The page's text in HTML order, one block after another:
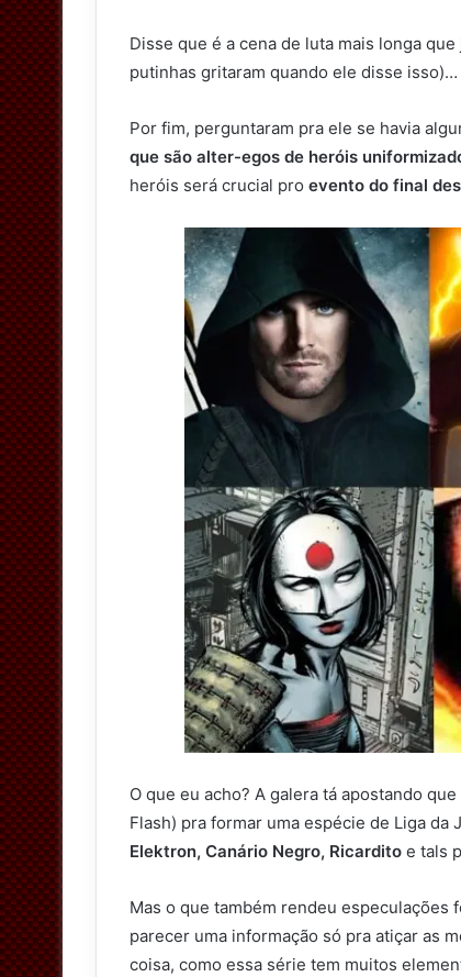
Disse que é a cena de luta mais longa
putinhas gritaram quando ele disse isso)…
Por fim, perguntaram pra ele se havia
que são alter-egos de heróis
heróis será crucial pro evento do final
O que eu acho? A galera tá apostando
Flash) pra formar uma espécie de Liga da
Elektron, Canário Negro, Ricardito e tals
Mas o que também rendeu especulações
parecer uma informação só pra atiçar as
coisa, como essa série tem muitos